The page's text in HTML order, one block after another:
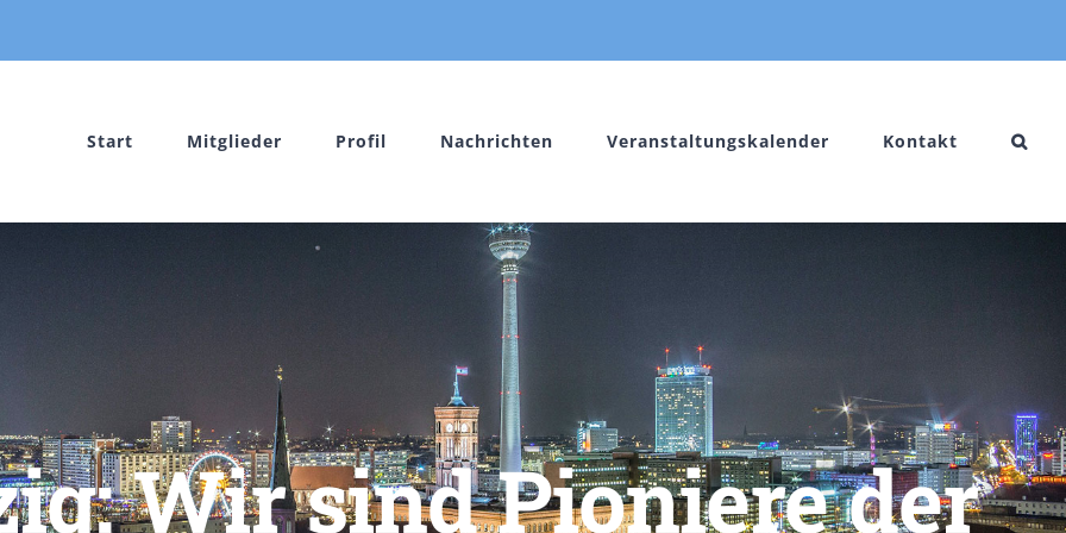
Start Mitglieder Profil Nachrichten Veranstaltungskalender Kontakt
Wir sind Pioniere der